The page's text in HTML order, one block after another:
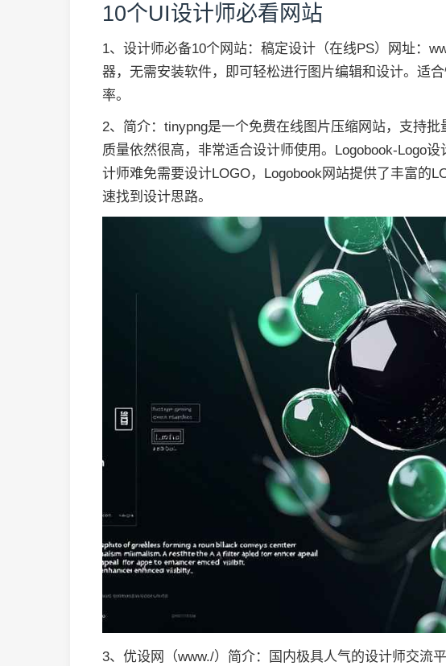
10个UI设计师必看网站
1、设计师必备10个网站：稿定设计（在线PS）网址：
器，无需安装软件，即可轻松进行图片编辑和设计。适
率。
2、简介：tinypng是一个免费在线图片压缩网站，支持
质量依然很高，非常适合设计师使用。Logobook-Logo
计师难免需要设计LOGO，Logobook网站提供了丰富的
速找到设计思路。
3、优设网（www./）简介：国内极具人气的设计师交流